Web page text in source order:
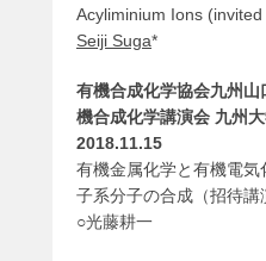
Acyliminium Ions
Seiji Suga*
有機合成化学協会九州
機合成化学講演会 九州
2018.11.15
有機金属化学と有機電
子系分子の合成（招待講
○光藤耕一